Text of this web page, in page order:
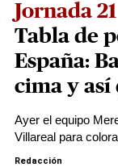
Jornada 21
Tabla de
España:
cima y así
Ayer el equipo
Villareal para
Redacción